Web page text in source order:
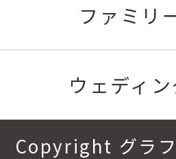
ファミリ
ウェディン
Copyright グラ